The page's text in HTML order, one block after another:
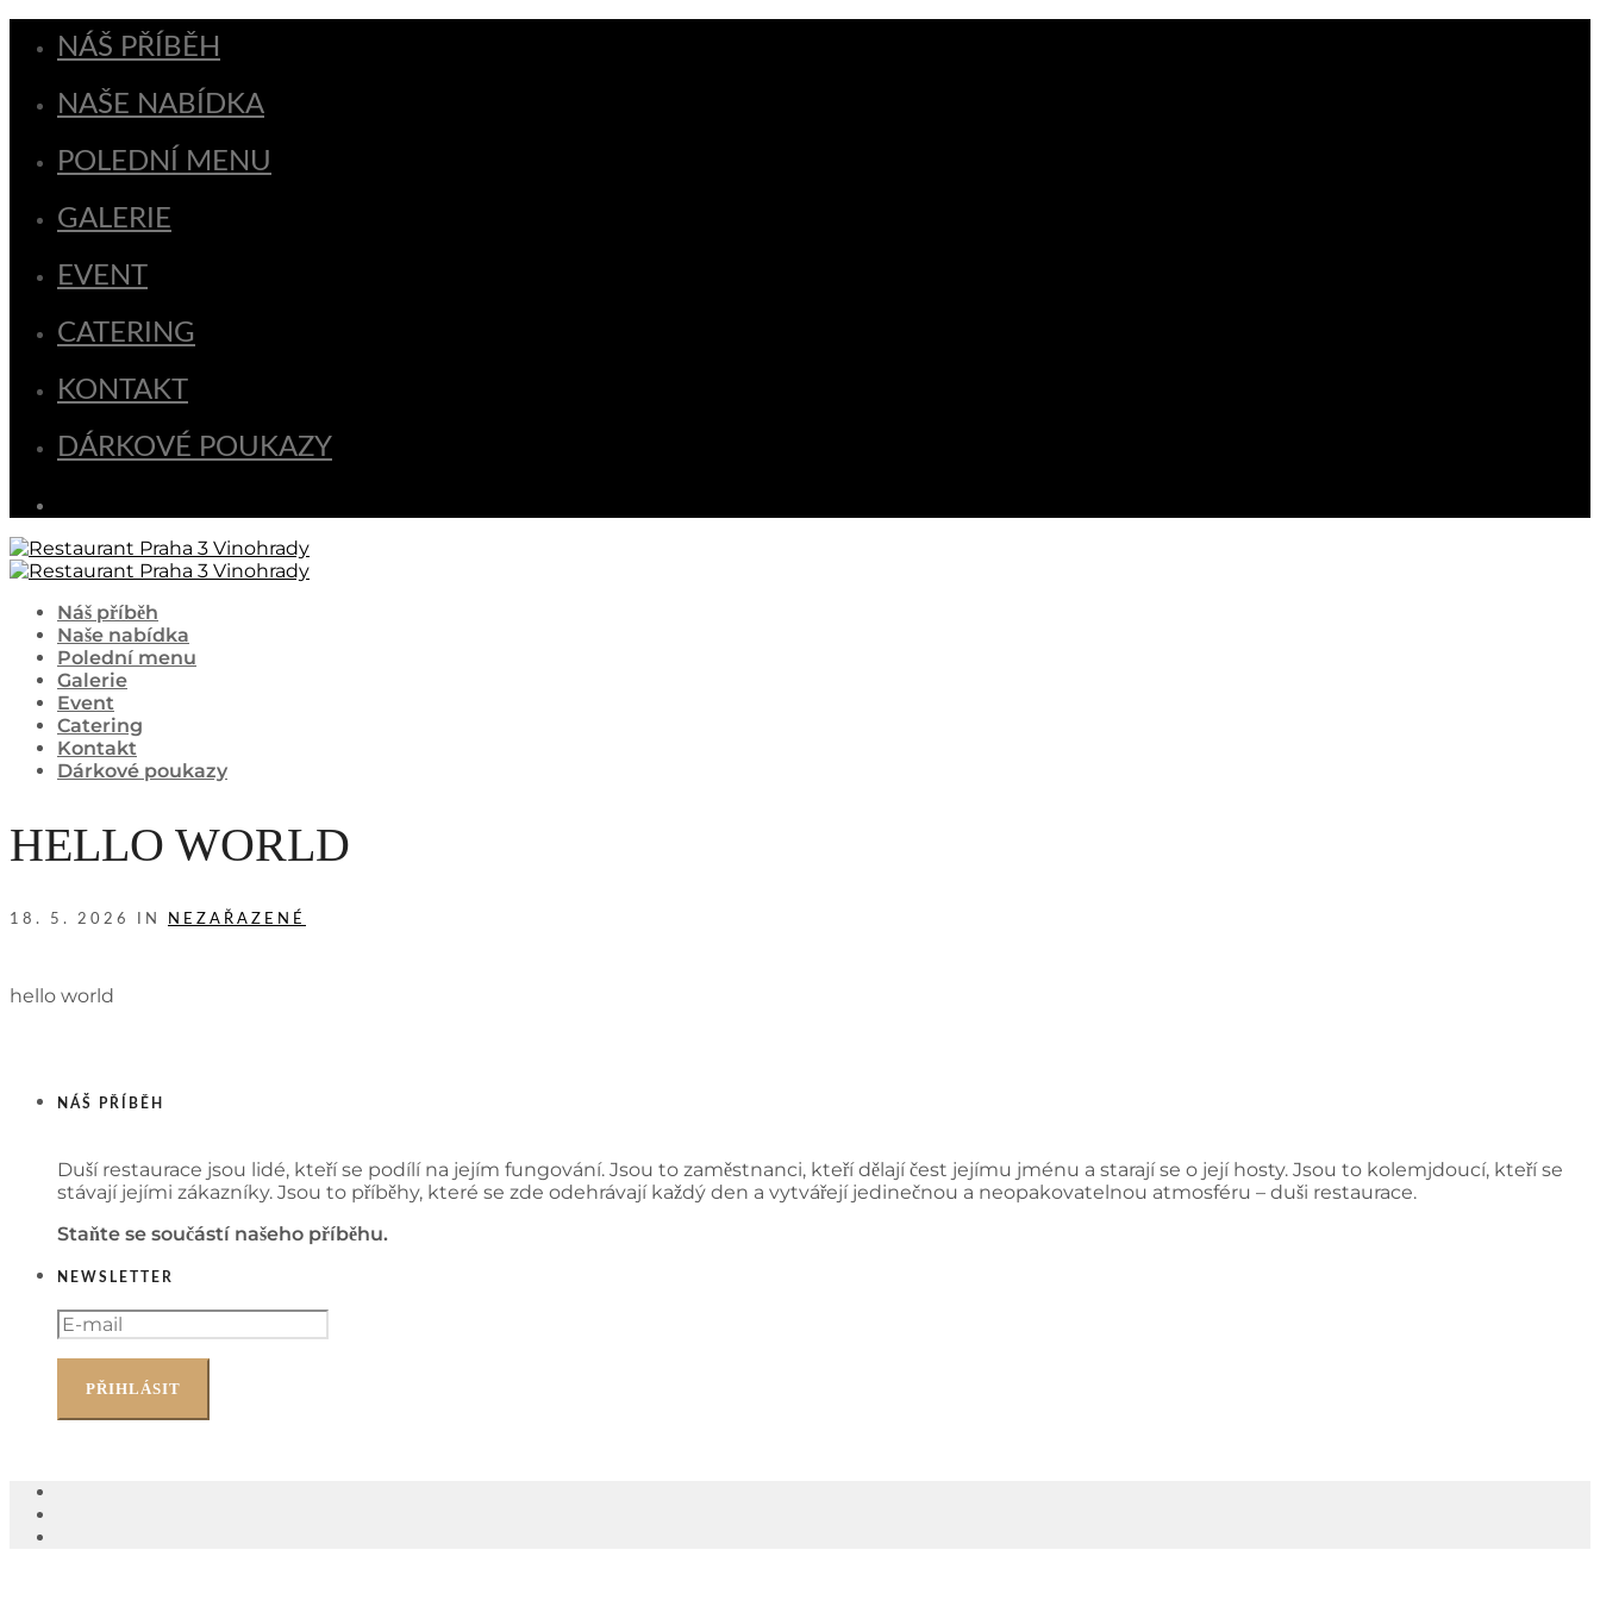
NÁŠ PŘÍBĚH
NAŠE NABÍDKA
POLEDNÍ MENU
GALERIE
EVENT
CATERING
KONTAKT
DÁRKOVÉ POUKAZY
Náš příběh
Naše nabídka
Polední menu
Galerie
Event
Catering
Kontakt
Dárkové poukazy
HELLO WORLD
18. 5. 2026 IN NEZAŘAZENÉ
hello world
NÁŠ PŘÍBĚH
Duší restaurace jsou lidé, kteří se podílí na jejím fungování. Jsou to zaměstnanci, kteří dělají čest jejímu jménu a starají se o její hosty. Jsou to kolemjdoucí, kteří se
stávají jejími zákazníky. Jsou to příběhy, které se zde odehrávají každý den a vytvářejí jedinečnou a neopakovatelnou atmosféru – duši restaurace.
Staňte se součástí našeho příběhu.
NEWSLETTER